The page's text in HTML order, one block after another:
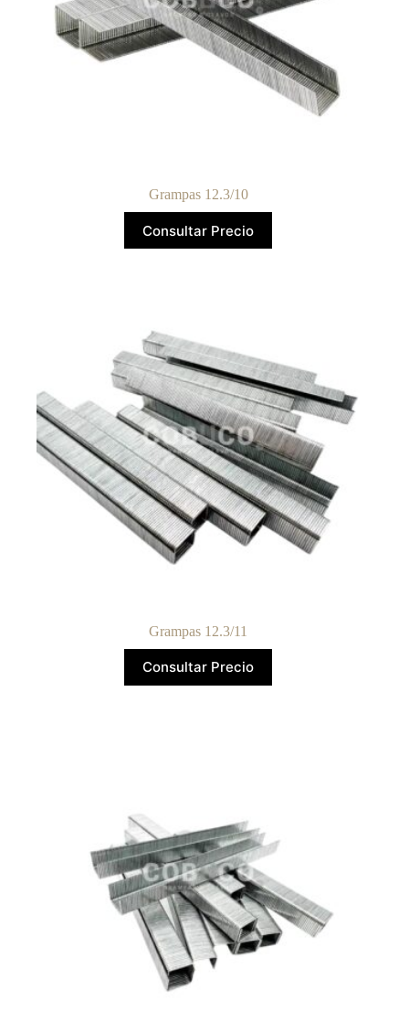
Grampas 12.3/10
Consultar Precio
Grampas 12.3/11
Consultar Precio